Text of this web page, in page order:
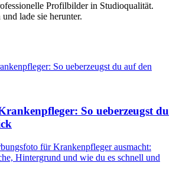
Profilbilder in Studioqualität.
lade sie herunter.
So ueberzeugst du
für Krankenpfleger ausmacht:
Hintergrund und wie du es schnell und